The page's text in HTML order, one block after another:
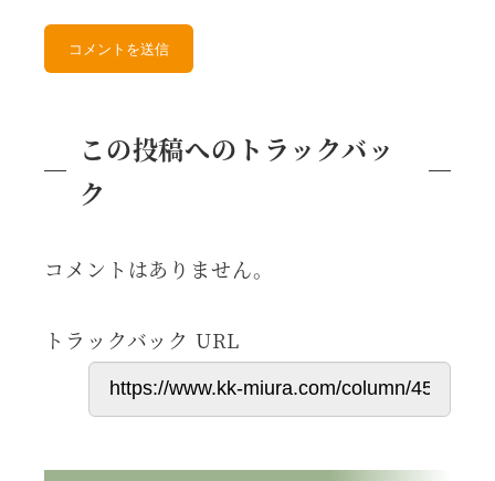
この投稿へのトラックバッ
ク
コメントはありません。
トラックバック URL